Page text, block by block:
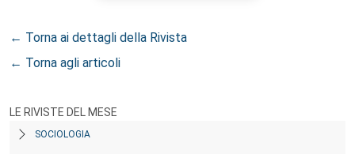
← Torna ai dettagli della Rivista
← Torna agli articoli
LE RIVISTE DEL MESE
SOCIOLOGIA